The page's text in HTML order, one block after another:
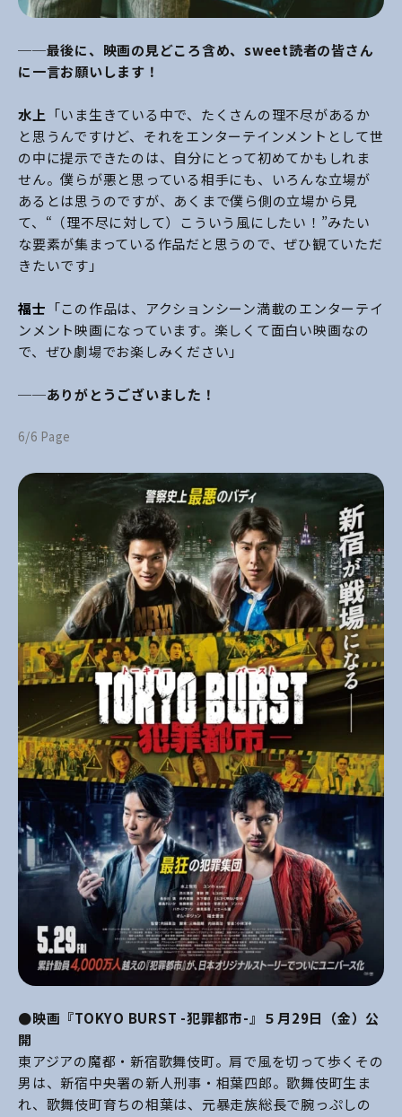
──最後に、映画の見どころ含め、sweet読者の皆さん
に一言お願いします！
水上 「いま生きている中で、たくさんの理不尽があるか
と思うんですけど、それをエンターテインメントとして世
の中に提示できたのは、自分にとって初めてかもしれま
せん。僕らが悪と思っている相手にも、いろんな立場が
あるとは思うのですが、あくまで僕ら側の立場から見
て、“（理不尽に対して）こういう風にしたい！”みたい
な要素が集まっている作品だと思うので、ぜひ観ていただ
きたいです」
福士 「この作品は、アクションシーン満載のエンターテイ
ンメント映画になっています。楽しくて面白い映画なの
で、ぜひ劇場でお楽しみください」
──ありがとうございました！
6/6 Page
●映画『TOKYO BURST -犯罪都市-』５月29日（金）公
開
東アジアの魔都・新宿歌舞伎町。肩で風を切って歩くその
男は、新宿中央署の新人刑事・相葉四郎。歌舞伎町生ま
れ、歌舞伎町育ちの相葉は、元暴走族総長で腕っぷしの